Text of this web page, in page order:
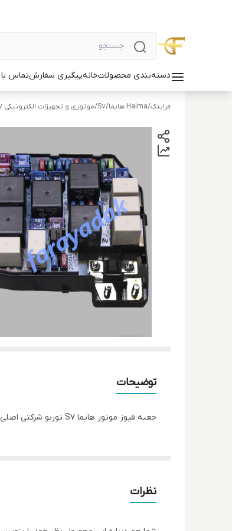
دسته‌بندی محصولاتخانهپیگیری سفارشتماس با
فرایدک/Haima هایما /
S7
/موتوری و تجهیزات الکترونیکی S7
توضیحات
جعبه فیوز موتور هایما S7 توربو شرکتی اصلی
نظرات